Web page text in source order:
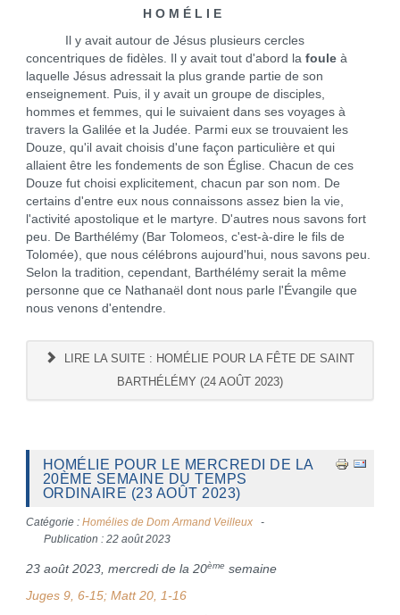
H O M É L I E
Il y avait autour de Jésus plusieurs cercles
concentriques de fidèles. Il y avait tout d'abord la fouleà
laquelle Jésus adressait la plus grande partie de son
enseignement. Puis, il y avait un groupe de disciples,
hommes et femmes, qui le suivaient dans ses voyages à
travers la Galilée et la Judée. Parmi eux se trouvaient les
Douze, qu'il avait choisis d'une façon particulière et qui
allaient être les fondements de son Église. Chacun de ces
Douze fut choisi explicitement, chacun par son nom. De
certains d'entre eux nous connaissons assez bien la vie,
l'activité apostolique et le martyre. D'autres nous savons fort
peu. De Barthélémy (Bar Tolomeos, c'est-à-dire le fils de
Tolomée), que nous célébrons aujourd'hui, nous savons peu.
Selon la tradition, cependant, Barthélémy serait la même
personne que ce Nathanaël dont nous parle l'Évangile que
nous venons d'entendre.
LIRE LA SUITE : HOMÉLIE POUR LA FÊTE DE SAINT
BARTHÉLÉMY (24 AOÛT 2023)
HOMÉLIE POUR LE MERCREDI DE LA
20ÈME SEMAINE DU TEMPS
ORDINAIRE (23 AOÛT 2023)
Catégorie : Homélies de Dom Armand Veilleux
Publication : 22 août 2023
23 août 2023, mercredi de la 20ème semaine
Juges 9, 6-15; Matt 20, 1-16